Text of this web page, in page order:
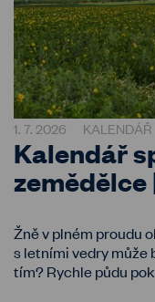
1. 7. 2026 KALENDÁŘ
Kalendář
zemědělce
Žně v plném proudu
s letními vedry může
tím? Rychle půdu